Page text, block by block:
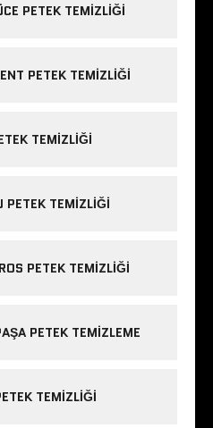
PETEK TEMIZLIĞI
PETEK TEMIZLIĞI
TEMIZLIĞI
PETEK TEMIZLIĞI
PETEK TEMIZLIĞI
PETEK TEMIZLEME
TEMIZLIĞI